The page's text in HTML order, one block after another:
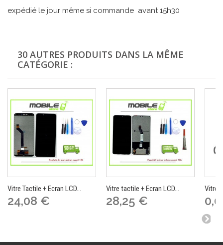
expédié le jour même si commande avant 15h30
30 AUTRES PRODUITS DANS LA MÊME
CATÉGORIE :
Vitre Tactile + Ecran LCD...
24,08 €
Vitre tactile + Ecran LCD...
28,25 €
Vitre